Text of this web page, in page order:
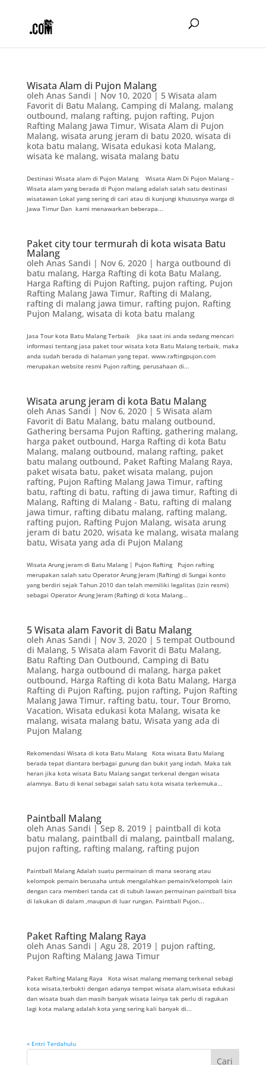
Wisata Alam di Pujon Malang
oleh Anas Sandi | Nov 10, 2020| 5 Wisata alam
Favorit di Batu Malang, Camping di Malang, malang
outbound, malang rafting, pujon rafting, Pujon
Rafting Malang Jawa Timur, Wisata Alam di Pujon
Malang, wisata arung jeram di batu 2020, wisata di
kota batu malang, Wisata edukasi kota Malang,
wisata ke malang, wisata malang batu
Destinasi Wisata alam di Pujon Malang Wisata Alam Di Pujon Malang –
Wisata alam yang berada di Pujon malang adalah salah satu destinasi
wisatawan Lokal yang sering di cari atau di kunjungi khususnya warga di
Jawa Timur Dan kami menawarkan beberapa...
Paket city tour termurah di kota wisata Batu
Malang
oleh Anas Sandi | Nov 6, 2020| harga outbound di
batu malang, Harga Rafting di kota Batu Malang,
Harga Rafting di Pujon Rafting, pujon rafting, Pujon
Rafting Malang Jawa Timur, Rafting di Malang,
rafting di malang jawa timur, rafting pujon, Rafting
Pujon Malang, wisata di kota batu malang
Jasa Tour kota Batu Malang Terbaik Jika saat ini anda sedang mencari
informasi tentang jasa paket tour wisata kota Batu Malang terbaik, maka
anda sudah berada di halaman yang tepat. www.raftingpujon.com
merupakan website resmi Pujon rafting, perusahaan di...
Wisata arung jeram di kota Batu Malang
oleh Anas Sandi | Nov 6, 2020| 5 Wisata alam
Favorit di Batu Malang, batu malang outbound,
Gathering bersama Pujon Rafting, gathering malang,
harga paket outbound, Harga Rafting di kota Batu
Malang, malang outbound, malang rafting, paket
batu malang outbound, Paket Rafting Malang Raya,
paket wisata batu, paket wisata malang, pujon
rafting, Pujon Rafting Malang Jawa Timur, rafting
batu, rafting di batu, rafting di jawa timur, Rafting di
Malang, Rafting di Malang - Batu, rafting di malang
jawa timur, rafting dibatu malang, rafting malang,
rafting pujon, Rafting Pujon Malang, wisata arung
jeram di batu 2020, wisata ke malang, wisata malang
batu, Wisata yang ada di Pujon Malang
Wisata Arung jeram di Batu Malang | Pujon Rafting Pujon rafting
merupakan salah satu Operator Arung Jeram (Rafting) di Sungai konto
yang berdiri sejak Tahun 2010 dan telah memiliki legalitas (izin resmi)
sebagai Operator Arung Jeram (Rafting) di kota Malang...
5 Wisata alam Favorit di Batu Malang
oleh Anas Sandi | Nov 3, 2020| 5 tempat Outbound
di Malang, 5 Wisata alam Favorit di Batu Malang,
Batu Rafting Dan Outbound, Camping di Batu
Malang, harga outbound di malang, harga paket
outbound, Harga Rafting di kota Batu Malang, Harga
Rafting di Pujon Rafting, pujon rafting, Pujon Rafting
Malang Jawa Timur, rafting batu, tour, Tour Bromo,
Vacation, Wisata edukasi kota Malang, wisata ke
malang, wisata malang batu, Wisata yang ada di
Pujon Malang
Rekomendasi Wisata di kota Batu Malang Kota wisata Batu Malang
berada tepat diantara berbagai gunung dan bukit yang indah. Maka tak
heran jika kota wisata Batu Malang sangat terkenal dengan wisata
alamnya. Batu di kenal sebagai salah satu kota wisata terkemuka...
Paintball Malang
oleh Anas Sandi |Sep 8, 2019| paintball di kota
batu malang, paintball di malang, paintball malang,
pujon rafting, rafting malang, rafting pujon
Paintball Malang Adalah suatu permainan di mana seorang atau
kelompok pemain berusaha untuk mengalahkan pemain/kelompok lain
dengan cara memberi tanda cat di tubuh lawan permainan paintball bisa
di lakukan di dalam ,maupun di luar rungan. Paintball Pujon...
Paket Rafting Malang Raya
oleh Anas Sandi | Agu 28, 2019| pujon rafting,
Pujon Rafting Malang Jawa Timur
Paket Rafting Malang Raya Kota wisat malang memang terkenal sebagi
kota wisata,terbukti dengan adanya tempat wisata alam,wisata edukasi
dan wisata buah dan masih banyak wisata lainya tak perlu di ragukan
lagi kota malang adalah kota yang sering kali banyak di...
« Entri Terdahulu